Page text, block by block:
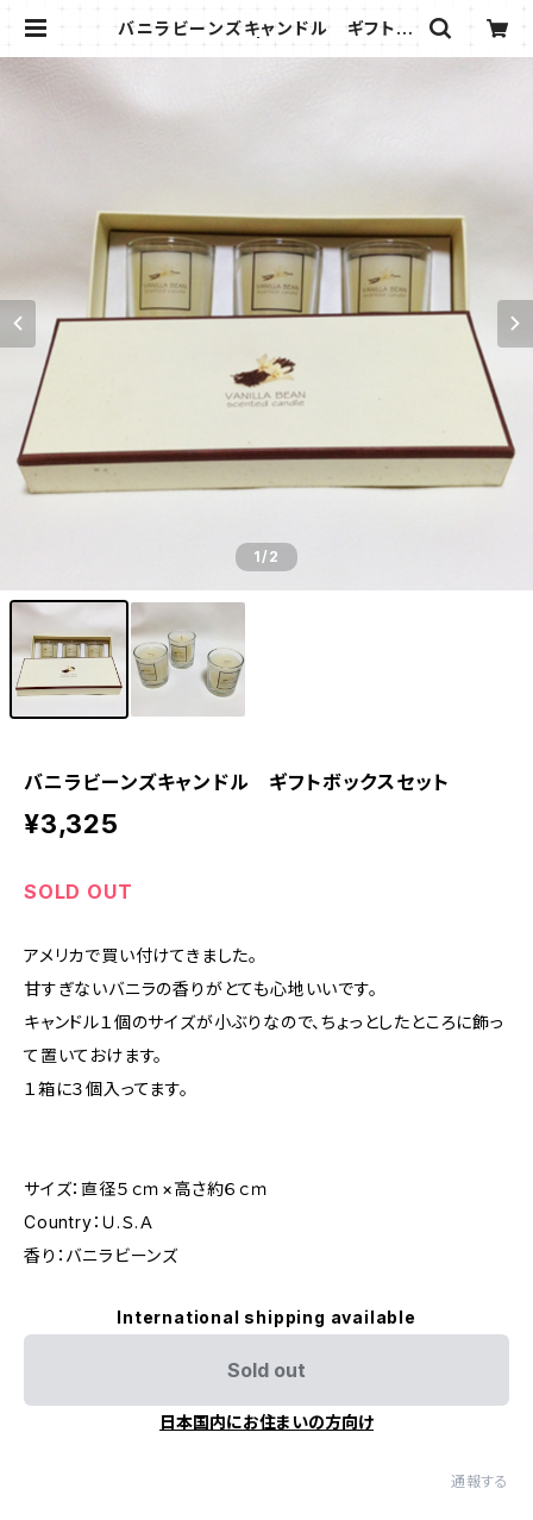
バニラビーンズキャンドル ギフトボ
1/2
バニラビーンズキャンドル ギフトボックスセット
¥3,325
SOLD OUT
アメリカで買い付けてきました。
甘すぎないバニラの香りがとても心地いいです。
キャンドル１個のサイズが小ぶりなので、ちょっとしたところに飾っ
て置いておけます。
１箱に３個入ってます。
サイズ：直径５ｃｍ×高さ約６ｃｍ
Country：Ｕ.Ｓ.Ａ
香り：バニラビーンズ
International shipping available
Sold out
日本国内にお住まいの方向け
通報する